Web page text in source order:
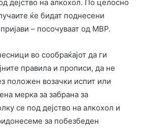
дејство на алкохол. По целосно
ќе бидат поднесени
– посочуваат од МВР.
во сообраќајот да ги
правила и прописи, да не
положен возачки испит или
мерка за забрана за
се под дејство на алкохол и
за побезбеден